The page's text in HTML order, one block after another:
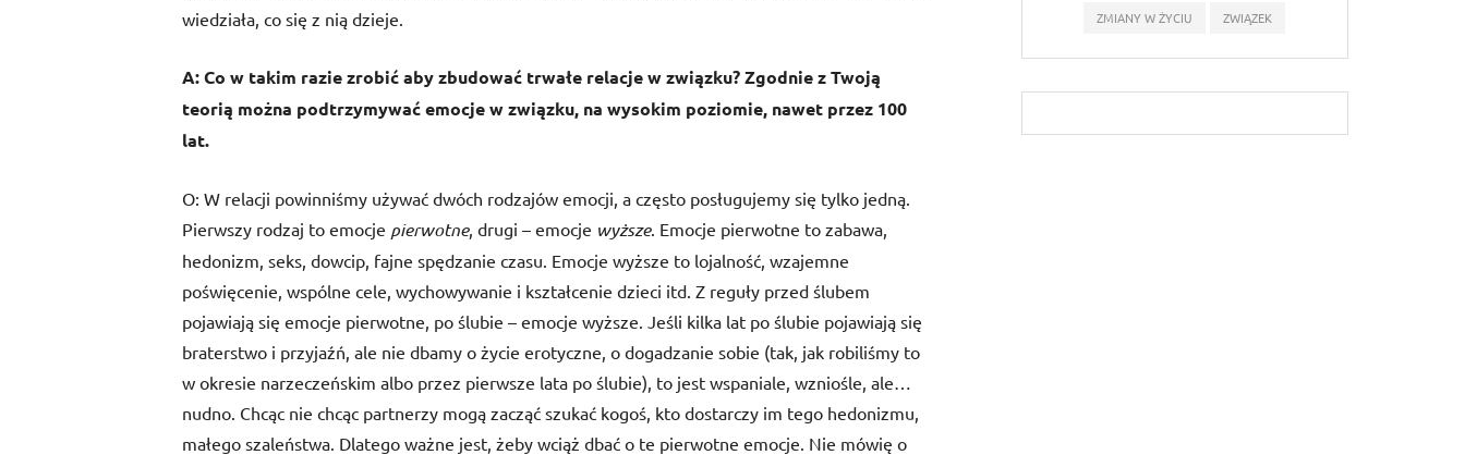
wiedziała, co się z nią dzieje.
A: Co w takim razie zrobić aby zbudować trwałe relacje w związku? Zgodnie z Twoją
teorią można podtrzymywać emocje w związku, na wysokim poziomie, nawet przez 100
lat.
O: W relacji powinniśmy używać dwóch rodzajów emocji, a często posługujemy się tylko jedną.
Pierwszy rodzaj to emocje pierwotne, drugi – emocje wyższe. Emocje pierwotne to zabawa,
hedonizm, seks, dowcip, fajne spędzanie czasu. Emocje wyższe to lojalność, wzajemne
poświęcenie, wspólne cele, wychowywanie i kształcenie dzieci itd. Z reguły przed ślubem
pojawiają się emocje pierwotne, po ślubie – emocje wyższe. Jeśli kilka lat po ślubie pojawiają się
braterstwo i przyjaźń, ale nie dbamy o życie erotyczne, o dogadzanie sobie (tak, jak robiliśmy to
w okresie narzeczeńskim albo przez pierwsze lata po ślubie), to jest wspaniale, wzniośle, ale…
nudno. Chcąc nie chcąc partnerzy mogą zacząć szukać kogoś, kto dostarczy im tego hedonizmu,
małego szaleństwa. Dlatego ważne jest, żeby wciąż dbać o te pierwotne emocje. Nie mówię o
ZMIANY W ŻYCIU
ZWIĄZEK